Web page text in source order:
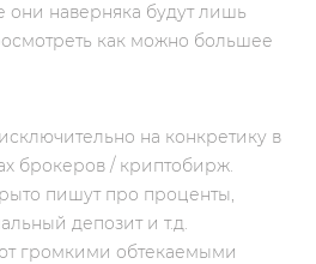
они наверняка будут лишь
как можно большее
на конкретику в
брокеров / криптобирж.
пишут про проценты,
депозит и т.д.
громкими обтекаемыми